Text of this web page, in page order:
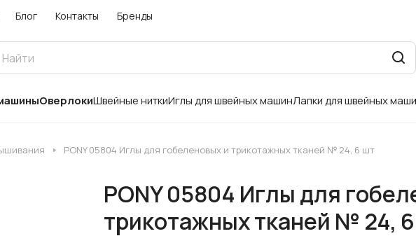
Блог Контакты Бренды
ОверлокиШвейные ниткиИглы для швейных машинЛапки для швейных
PONY 05804 Иглы для гобеленовых и трикотажных тканей № 24, 6 шт
PONY 05804 Иглы для
трикотажных тканей № 24,